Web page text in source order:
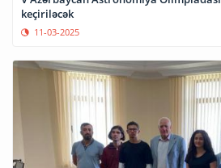
keçiriləcək
11-03-2025